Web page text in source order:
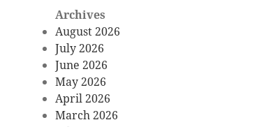
Archives
August 2026
July 2026
June 2026
May 2026
April 2026
March 2026